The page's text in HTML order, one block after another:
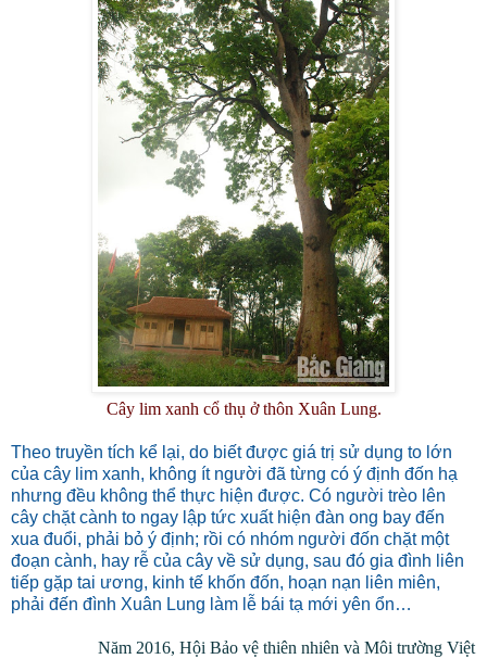
Cây lim xanh cổ thụ ở thôn Xuân Lung.
Theo truyền tích kể lại, do biết được giá trị sử dụng to lớn
của cây lim xanh, không ít người đã từng có ý định đốn hạ
nhưng đều không thể thực hiện được. Có người trèo lên
cây chặt cành to ngay lập tức xuất hiện đàn ong bay đến
xua đuổi, phải bỏ ý định; rồi có nhóm người đốn chặt một
đoạn cành, hay rễ của cây về sử dụng, sau đó gia đình liên
tiếp gặp tai ương, kinh tế khốn đốn, hoạn nạn liên miên,
phải đến đình Xuân Lung làm lễ bái tạ mới yên ổn…
Năm 2016, Hội Bảo vệ thiên nhiên và Môi trường Việt